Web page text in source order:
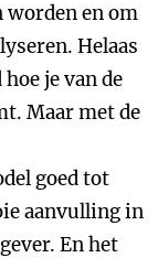
worden en om
Helaas
je van de
Maar met de
goed tot
aanvulling in
En het